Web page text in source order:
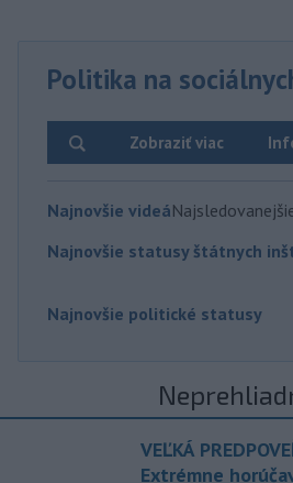
Politika na
Zobraziť viac
Najnovšie videá
Najnovšie statusy štátnych
Najnovšie politické statusy
VEĽKÁ
Extrémne